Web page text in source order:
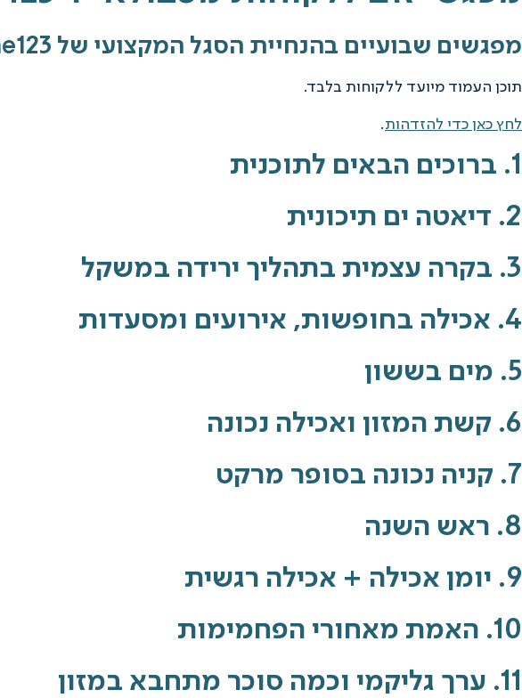
מפגשים שבועיים בהנחיית הסגל המקצועי של The123
תוכן העמוד מיועד ללקוחות בלבד.
לחץ כאן כדי להזדהות.
1. ברוכים הבאים לתוכנית
2. דיאטה ים תיכונית
3. בקרה עצמית בתהליך ירידה במשקל
4. אכילה בחופשות, אירועים ומסעדות
5. מים בששון
6. קשת המזון ואכילה נכונה
7. קניה נכונה בסופר מרקט
8. ראש השנה
9. יומן אכילה + אכילה רגשית
10. האמת מאחורי הפחמימות
11. ערך גליקמי וכמה סוכר מתחבא במזון